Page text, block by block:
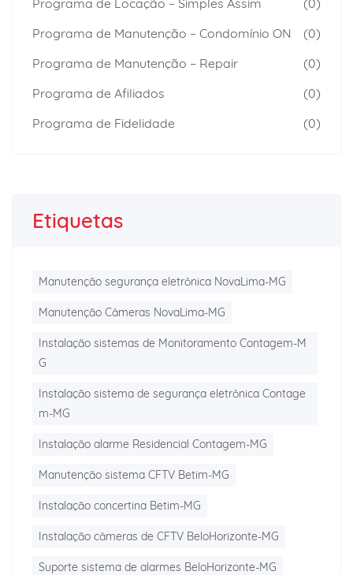
Programa de Locação – Simples Assim
(0)
Programa de Manutenção – Condomínio ON
(0)
Programa de Manutenção – Repair
(0)
Programa de Afiliados
(0)
Programa de Fidelidade
(0)
Etiquetas
Manutenção segurança eletrônica NovaLima-MG
Manutenção Câmeras NovaLima-MG
Instalação sistemas de Monitoramento Contagem-M
G
Instalação sistema de segurança eletrônica Contage
m-MG
Instalação alarme Residencial Contagem-MG
Manutenção sistema CFTV Betim-MG
Instalação concertina Betim-MG
Instalação câmeras de CFTV BeloHorizonte-MG
Suporte sistema de alarmes BeloHorizonte-MG